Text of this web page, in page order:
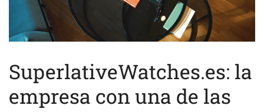
SuperlativeWatches.es: la
empresa con una de las